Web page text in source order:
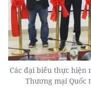
Các đại biểu thực
Thương mại Quốc